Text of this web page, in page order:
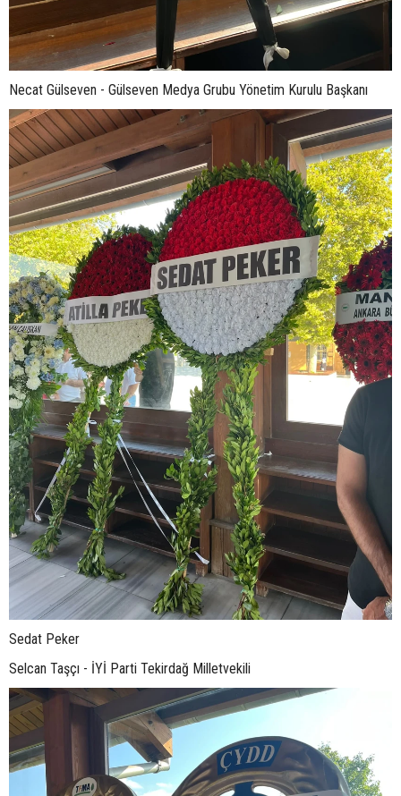
Necat Gülseven - Gülseven Medya Grubu Yönetim Kurulu Başkanı
Sedat Peker
Selcan Taşçı - İYİ Parti Tekirdağ Milletvekili